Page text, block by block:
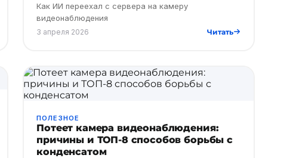
Как ИИ переехал с сервера на камеру
видеонаблюдения
3 апреля 2026 Читать
ПОЛЕЗНОЕ
Потеет камера видеонаблюдения:
причины и ТОП-8 способов борьбы с
конденсатом